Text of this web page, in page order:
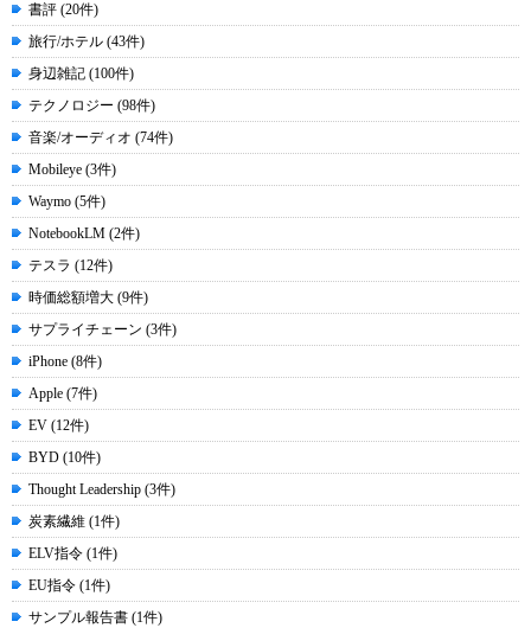
書評 (20件)
旅行/ホテル (43件)
身辺雑記 (100件)
テクノロジー (98件)
音楽/オーディオ (74件)
Mobileye (3件)
Waymo (5件)
NotebookLM (2件)
テスラ (12件)
時価総額増大 (9件)
サプライチェーン (3件)
iPhone (8件)
Apple (7件)
EV (12件)
BYD (10件)
Thought Leadership (3件)
炭素繊維 (1件)
ELV指令 (1件)
EU指令 (1件)
サンプル報告書 (1件)